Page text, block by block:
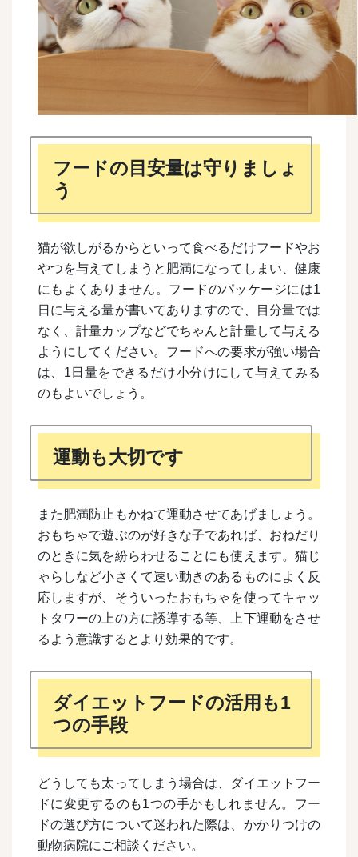
フードの目安量は守りましょ
う
猫が欲しがるからといって食べるだけフードやお
やつを与えてしまうと肥満になってしまい、健康
にもよくありません。フードのパッケージには1
日に与える量が書いてありますので、目分量では
なく、計量カップなどでちゃんと計量して与える
ようにしてください。フードへの要求が強い場合
は、1日量をできるだけ小分けにして与えてみる
のもよいでしょう。
運動も大切です
また肥満防止もかねて運動させてあげましょう。
おもちゃで遊ぶのが好きな子であれば、おねだり
のときに気を紛らわせることにも使えます。猫じ
ゃらしなど小さくて速い動きのあるものによく反
応しますが、そういったおもちゃを使ってキャッ
トタワーの上の方に誘導する等、上下運動をさせ
るよう意識するとより効果的です。
ダイエットフードの活用も1
つの手段
どうしても太ってしまう場合は、ダイエットフー
ドに変更するのも1つの手かもしれません。フー
ドの選び方について迷われた際は、かかりつけの
動物病院にご相談ください。